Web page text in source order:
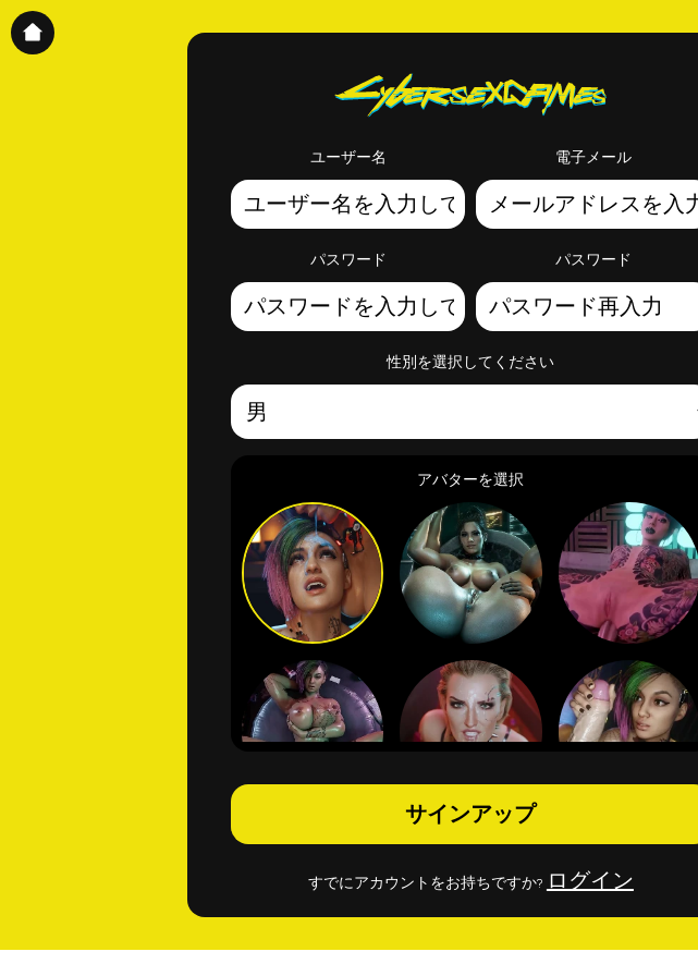
ユーザー名 電子メール
パスワード パスワード
性別を選択してください
アバターを選択
サインアップ
すでにアカウントをお持ちですか? ログイン